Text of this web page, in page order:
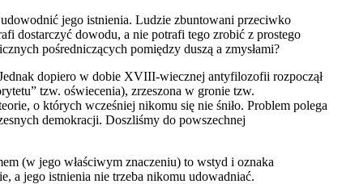
jego istnienia. Ludzie zbuntowani przeciwko
dostarczyć dowodu, a nie potrafi tego zrobić z prostego
pośredniczących pomiędzy duszą a zmysłami?
dopiero w dobie XVIII-wiecznej antyfilozofii rozpoczął
tzw. oświecenia), zrzeszona w gronie tzw.
o których wcześniej nikomu się nie śniło. Problem polega
demokracji. Doszliśmy do powszechnej
(w jego właściwym znaczeniu) to wstyd i oznaka
a jego istnienia nie trzeba nikomu udowadniać.